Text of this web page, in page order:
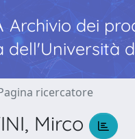
Archivio dei
dell'Università
ricercatore
Mirco